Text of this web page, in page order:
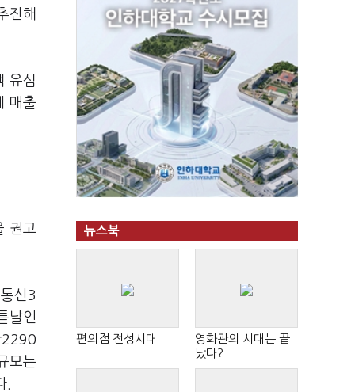
진해
유심
매출
권고
신3
날인
2290
모는
.
뉴스북
편의점 전성시대
영화관의 시대는 끝
났다?